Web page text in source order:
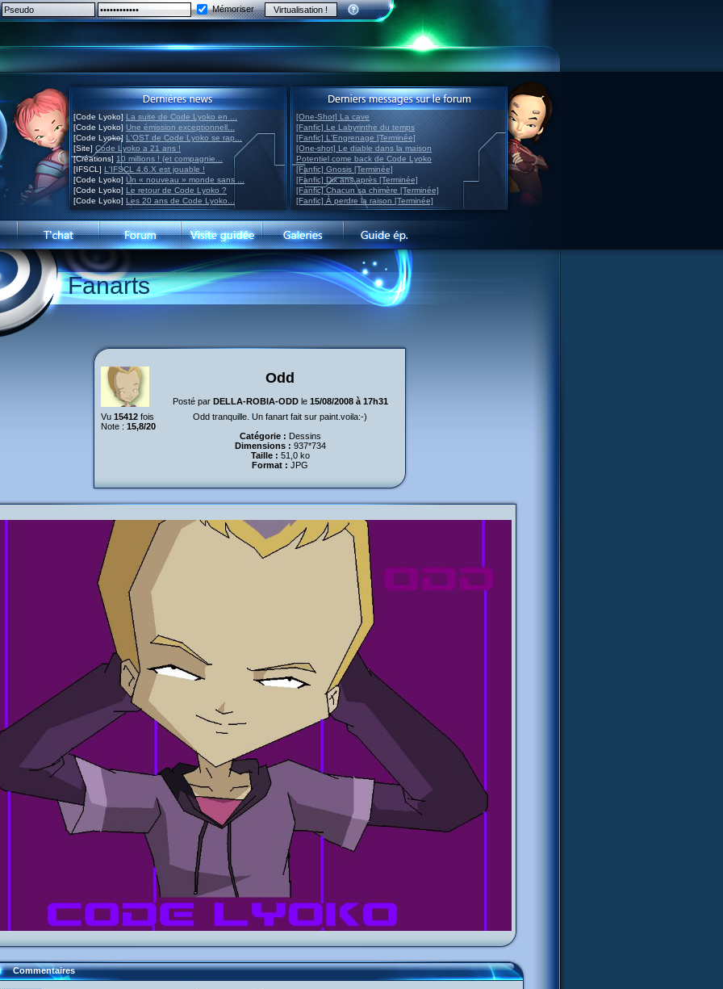
Mémoriser
[Code Lyoko] La suite de Code Lyoko en ...
[Code Lyoko] Une émission exceptionnell...
[Code Lyoko] L'OST de Code Lyoko se rap...
[Site] Code Lyoko a 21 ans !
[Créations] 10 millions ! (et compagnie...
[IFSCL] L'IFSCL 4.6.X est jouable !
[Code Lyoko] Un « nouveau » monde sans ...
[Code Lyoko] Le retour de Code Lyoko ?
[Code Lyoko] Les 20 ans de Code Lyoko...
[One-Shot] La cave
[Fanfic] Le Labyrinthe du temps
[Fanfic] L'Engrenage [Terminée]
[One-shot] Le diable dans la maison
Potentiel come back de Code Lyoko
[Fanfic] Gnosis [Terminée]
[Fanfic] Dix ans après [Terminée]
[Fanfic] Chacun sa chimère [Terminée]
[Fanfic] À perdre la raison [Terminée]
Fanarts
Odd
Posté par DELLA-ROBIA-ODDle 15/08/2008 à 17h31
Vu 15412fois
Note : 15,8/20
Odd tranquille. Un fanart fait sur paint.voila:-)
Catégorie : Dessins
Dimensions : 937*734
Taille : 51,0 ko
Format : JPG
Commentaires